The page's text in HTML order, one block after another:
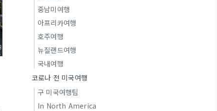
중남미여행
아프리카여행
호주여행
뉴질랜드여행
국내여행
코로나 전 미국여행
구 미국여행팁
In North America